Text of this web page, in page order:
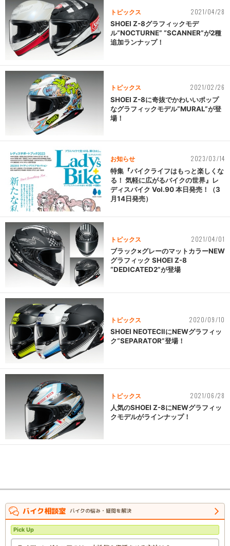
トピックス 2021/04/28
SHOEI Z-8グラフィックモデ
ル“NOCTURNE” “SCANNER”が2種
追加ランナップ！
トピックス 2021/02/26
SHOEI Z-8に奇抜でかわいいポップ
なグラフィックモデル“MURAL”が登
場！
お知らせ 2023/03/14
特集『バイクライフはもっと楽しくな
る！ 気軽に広がるバイクの世界』レ
ディスバイク Vol.90 本日発売！（3
月14日発売）
トピックス 2021/04/01
ブラック×グレーのマットカラーNEW
グラフィック SHOEI Z-8
“DEDICATED2”が登場
トピックス 2020/09/10
SHOEI NEOTECⅡにNEWグラフィッ
ク“SEPARATOR”登場！
トピックス 2021/06/28
人気のSHOEI Z-8にNEWグラフィッ
クモデルがラインナップ！
バイク相談室 バイクの悩み・疑問を解決
Pick Up